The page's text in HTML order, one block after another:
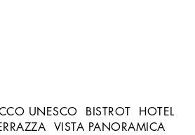
UNESCO BISTROT HOTEL
VISTA PANORAMICA